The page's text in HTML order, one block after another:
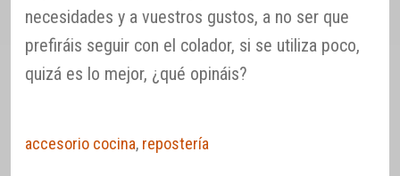
necesidades y a vuestros gustos, a no ser que
prefiráis seguir con el colador, si se utiliza poco,
quizá es lo mejor, ¿qué opináis?
accesorio cocina, repostería